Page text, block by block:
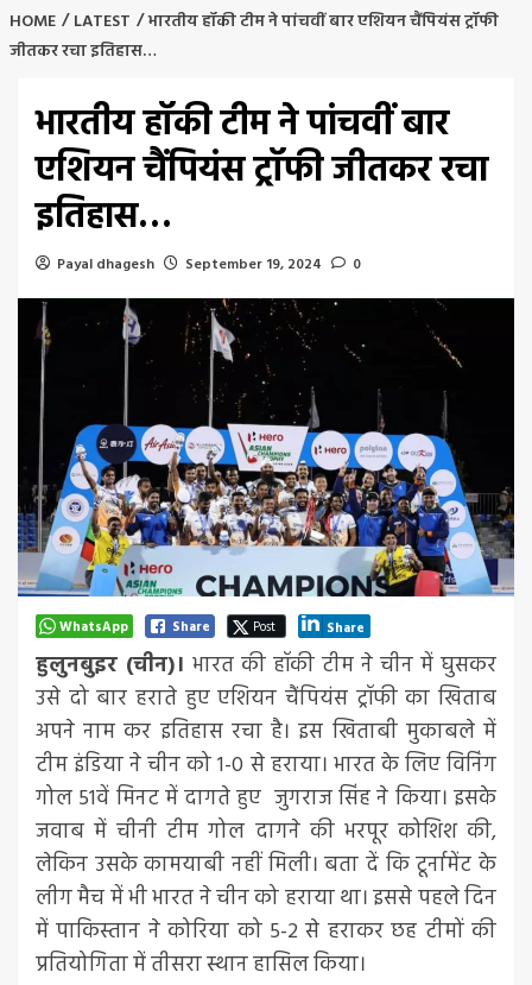
HOME LATEST
भारतीय हॉकी टीम ने पांचवीं बार एशियन चैंपियंस ट्रॉफी
जीतकर रचा इतिहास…
भारतीय हॉकी टीम ने पांचवीं बार
एशियन चैंपियंस ट्रॉफी जीतकर रचा
इतिहास…
Payal dhagesh September 19, 2024 0
WhatsApp Share Post Share
हुलुनबुइर (चीन)। भारत की हॉकी टीम ने चीन में घुसकर
उसे दो बार हराते हुए एशियन चैंपियंस ट्रॉफी का खिताब
अपने नाम कर इतिहास रचा है। इस खिताबी मुकाबले में
टीम इंडिया ने चीन को 1-0 से हराया। भारत के लिए विनिंग
गोल 51वें मिनट में दागते हुए जुगराज सिंह ने किया। इसके
जवाब में चीनी टीम गोल दागने की भरपूर कोशिश की,
लेकिन उसके कामयाबी नहीं मिली। बता दें कि टूर्नामेंट के
लीग मैच में भी भारत ने चीन को हराया था। इससे पहले दिन
में पाकिस्तान ने कोरिया को 5-2 से हराकर छह टीमों की
प्रतियोगिता में तीसरा स्थान हासिल किया।